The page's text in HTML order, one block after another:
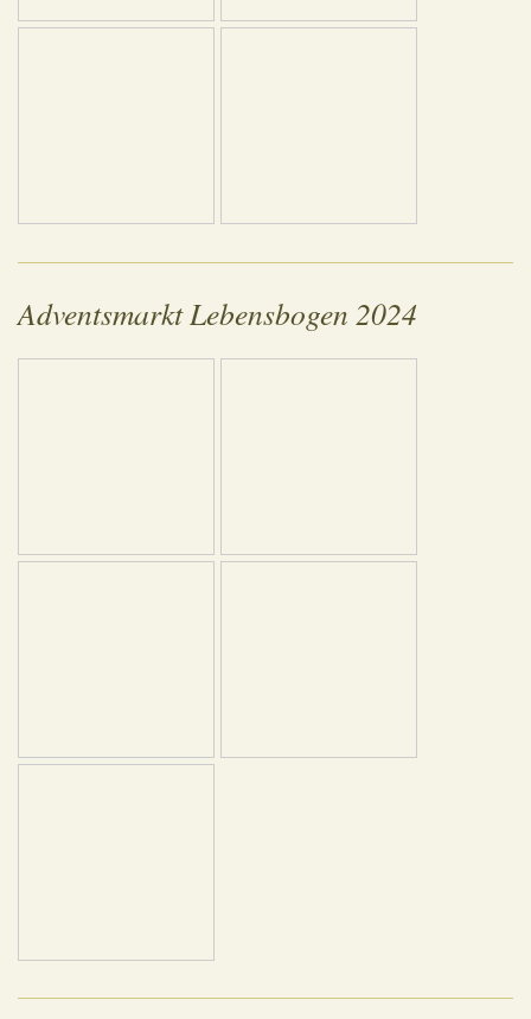
Adventsmarkt Lebensbogen 2024